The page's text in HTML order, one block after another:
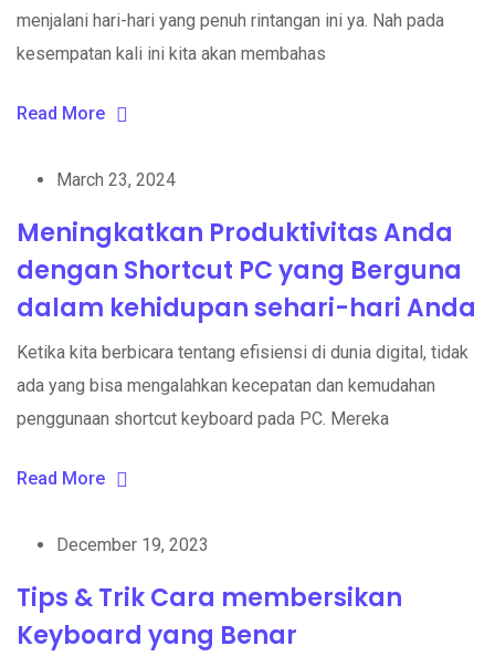
menjalani hari-hari yang penuh rintangan ini ya. Nah pada
kesempatan kali ini kita akan membahas
Read More
March 23, 2024
Meningkatkan Produktivitas Anda
dengan Shortcut PC yang Berguna
dalam kehidupan sehari-hari Anda
Ketika kita berbicara tentang efisiensi di dunia digital, tidak
ada yang bisa mengalahkan kecepatan dan kemudahan
penggunaan shortcut keyboard pada PC. Mereka
Read More
December 19, 2023
Tips & Trik Cara membersikan
Keyboard yang Benar